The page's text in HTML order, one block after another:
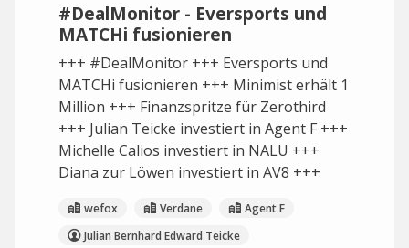
#DealMonitor - Eversports und
MATCHi fusionieren
+++ #DealMonitor +++ Eversports und
MATCHi fusionieren +++ Minimist erhält 1
Million +++ Finanzspritze für Zerothird
+++ Julian Teicke investiert in Agent F +++
Michelle Calios investiert in NALU +++
Diana zur Löwen investiert in AV8 +++
wefox Verdane
Agent F
Julian Bernhard Edward Teicke